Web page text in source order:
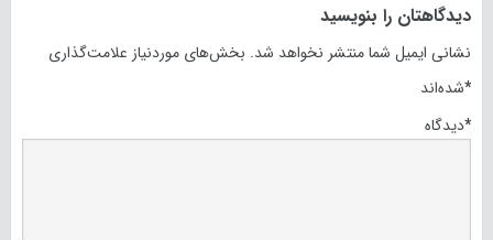
دیدگاهتان را بنویسید
نشانی ایمیل شما منتشر نخواهد شد. بخش‌های موردنیاز علامت‌گذاری
شده‌اند*
دیدگاه*